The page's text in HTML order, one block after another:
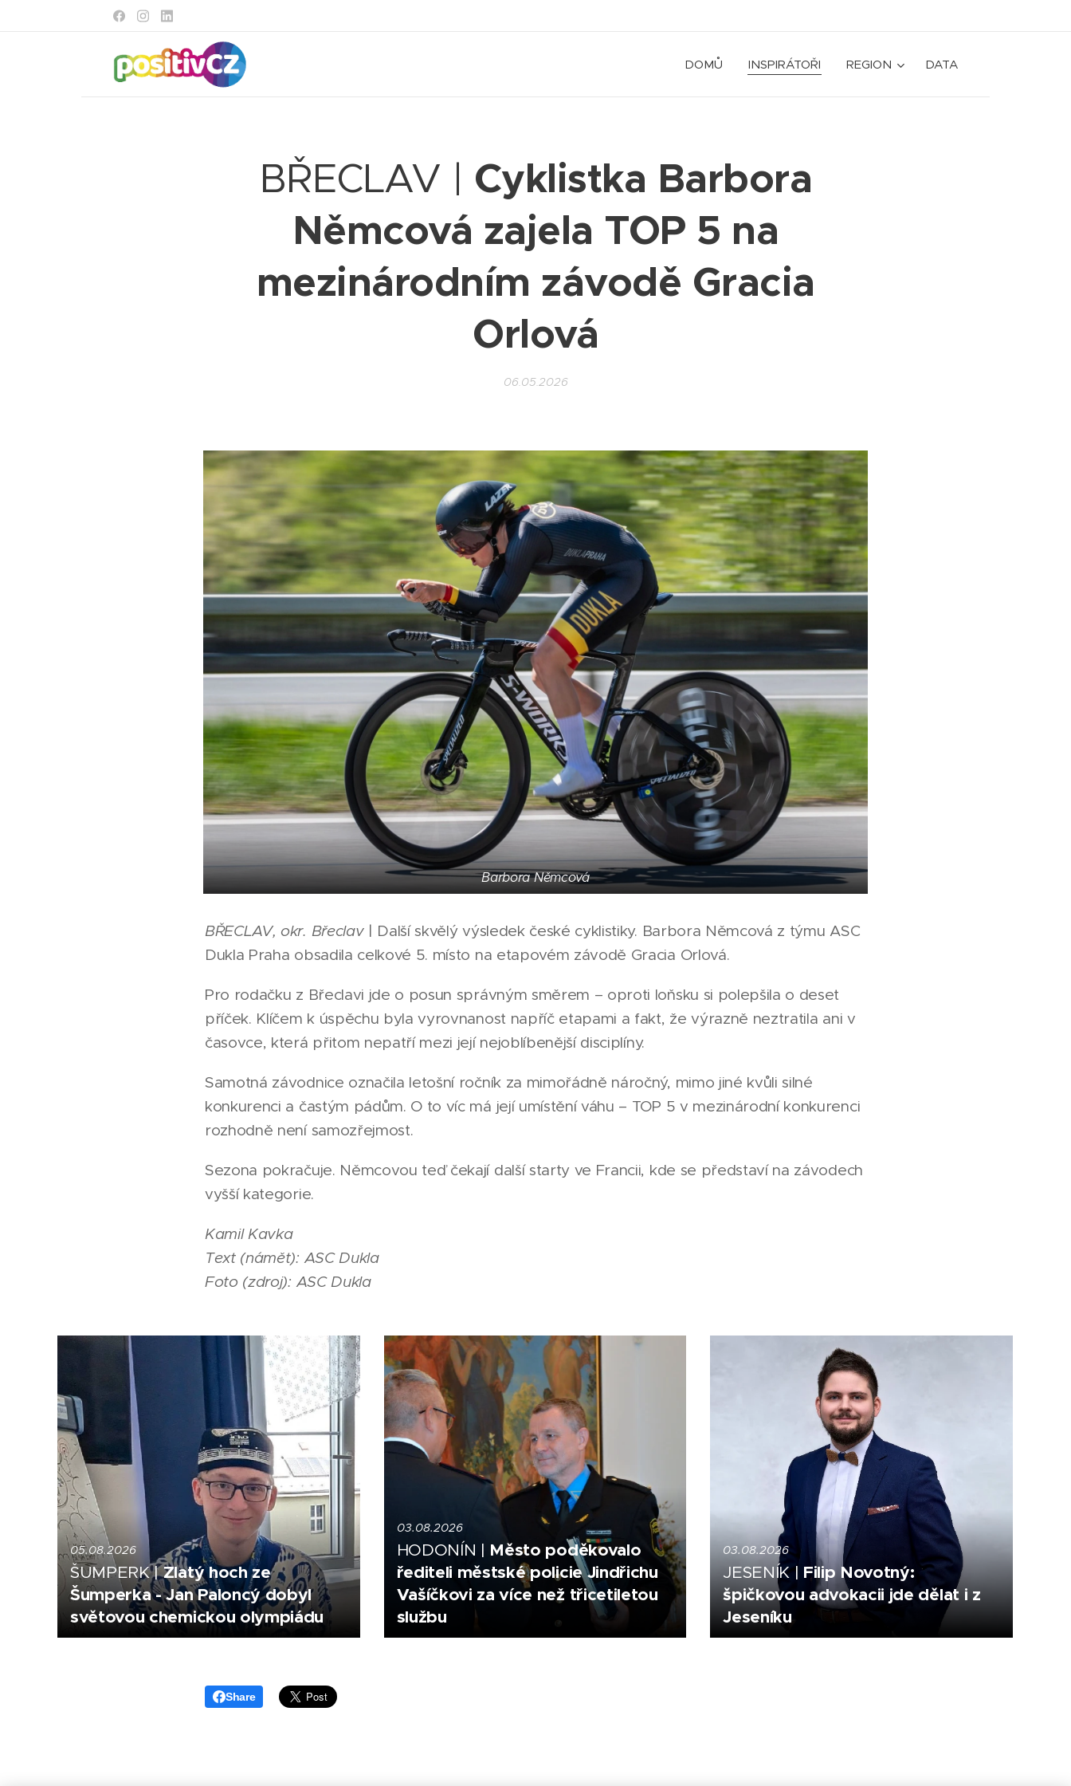
DOMŮ INSPIRÁTOŘI REGION DATA
BŘECLAV | Cyklistka Barbora
Němcová zajela TOP 5 na
mezinárodním závodě Gracia
Orlová
06.05.2026
Barbora Němcová
BŘECLAV, okr. Břeclav| Další skvělý výsledek české cyklistiky. Barbora Němcová z týmu ASC
Dukla Praha obsadila celkové 5. místo na etapovém závodě Gracia Orlová.
Pro rodačku z Břeclavi jde o posun správným směrem – oproti loňsku si polepšila o deset
příček. Klíčem k úspěchu byla vyrovnanost napříč etapami a fakt, že výrazně neztratila ani v
časovce, která přitom nepatří mezi její nejoblíbenější disciplíny.
Samotná závodnice označila letošní ročník za mimořádně náročný, mimo jiné kvůli silné
konkurenci a častým pádům. O to víc má její umístění váhu – TOP 5 v mezinárodní konkurenci
rozhodně není samozřejmost.
Sezona pokračuje. Němcovou teď čekají další starty ve Francii, kde se představí na závodech
vyšší kategorie.
Kamil Kavka
Text (námět): ASC Dukla
Foto (zdroj): ASC Dukla
05.08.2026
ŠUMPERK |Zlatý hoch ze
Šumperka - Jan Paloncý dobyl
světovou chemickou olympiádu
03.08.2026
HODONÍN | Město poděkovalo
řediteli městské policie Jindřichu
Vašíčkovi za více než třicetiletou
službu
03.08.2026
JESENÍK | Filip Novotný:
špičkovou advokacii jde dělat i z
Jeseníku
Share